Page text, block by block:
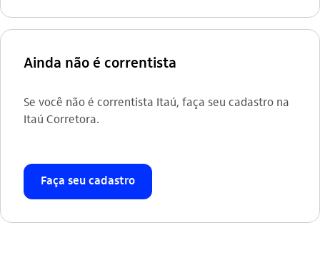
Ainda não é correntista
Se você não é correntista Itaú, faça seu cadastro na
Itaú Corretora.
Faça seu cadastro